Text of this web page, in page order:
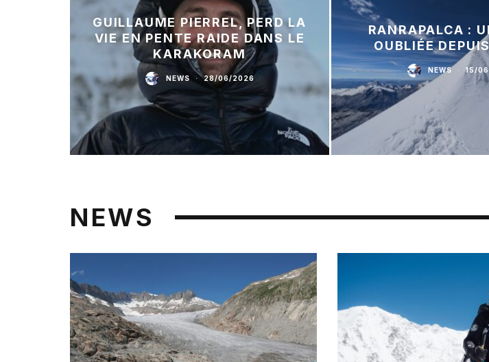
GUILLAUME PIERREL, PERD LA
VIE EN PENTE RAIDE DANS LE
KARAKORAM
NEWS · 28/06/2026
RANRAPALCA :
OUBLIÉE
NEWS · 15/
NEWS